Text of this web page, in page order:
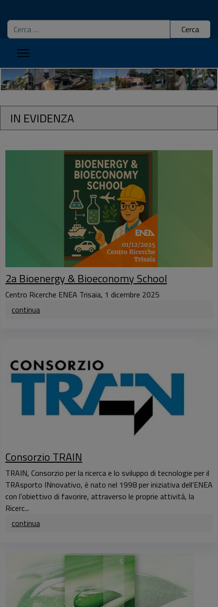
Cerca Cerca
Centro
Ricerche
ENEA
della
Trisaia
IN EVIDENZA
2a Bioenergy & Bioeconomy School
Centro Ricerche ENEA Trisaia, 1 dicembre 2025
continua
Consorzio TRAIN
TRAIN, Consorzio per la ricerca e lo sviluppo di tecnologie per il
TRAsporto INnovativo, è nato nel 1998 per iniziativa dell’ENEA
con l’obiettivo di favorire, attraverso le proprie attività, la
Ricerc...
continua